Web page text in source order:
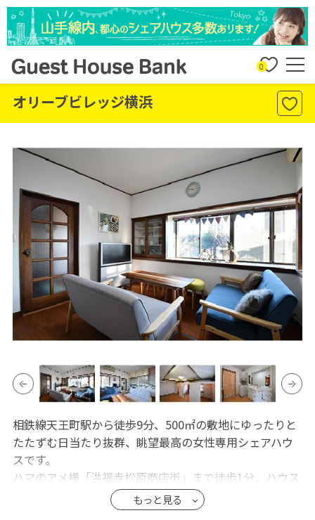
0
オリーブビレッジ横浜
相鉄線天王町駅から徒歩9分、500㎡の敷地にゆったりと
たたずむ日当たり抜群、眺望最高の女性専用シェアハウ
スです。
ハマのアメ横「洪福寺松原商店街」まで徒歩1分。ハウス
は駅から賑やかな商店街を通り抜けたすぐ先にありま
もっと見る